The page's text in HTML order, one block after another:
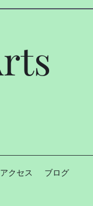
アクセス ブログ